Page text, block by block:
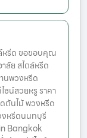
หรีด ขอขอบคุณ
ลัย สไตล์หรีด
นพวงหรีด
น์สวยหรู ราคา
ต้นไม้ พวงหรีด
งหรีดนนทบุรี
Bangkok